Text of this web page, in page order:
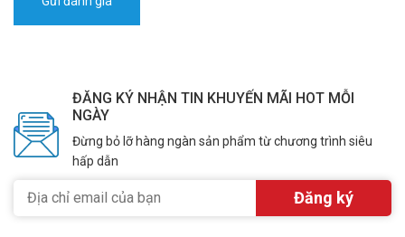
ĐĂNG KÝ NHẬN TIN KHUYẾN MÃI HOT MỖI
NGÀY
Đừng bỏ lỡ hàng ngàn sản phẩm từ chương trình siêu
hấp dẫn